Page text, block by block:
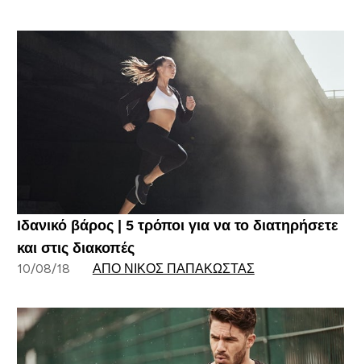
Ιδανικό βάρος | 5 τρόποι για να το διατηρήσετε
και στις διακοπές
10/08/18 ΑΠΌ ΝΊΚΟΣ ΠΑΠΑΚΏΣΤΑΣ